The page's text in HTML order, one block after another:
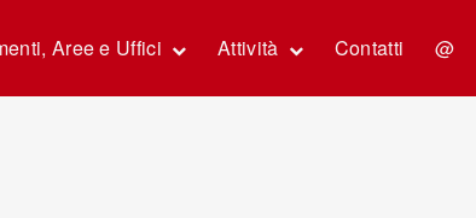
Aree e Uffici Attività Contatti @